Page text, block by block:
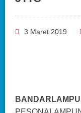
3 Maret 2019